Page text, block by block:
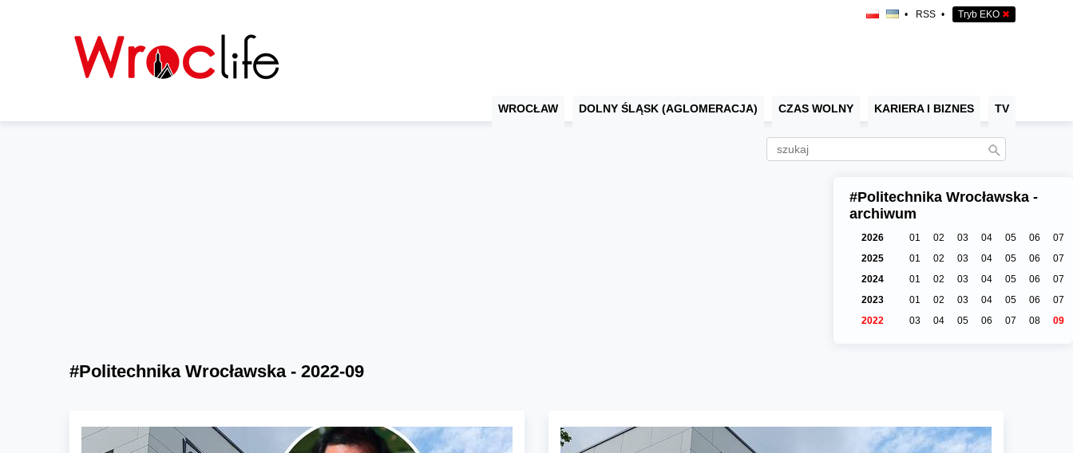
• RSS • Tryb EKO ✖
WROCŁAW DOLNY ŚLĄSK (AGLOMERACJA) CZAS WOLNY KARIERA I BIZNES TV
#Politechnika Wrocławska -
archiwum
2026 01 02 03 04 05 06
07
2025
01 02 03 04 05 06
07
2024
01 02 03 04 05 06
07
2023
01 02 03 04 05 06
07
2022
03 04 05 06 07 08 09
#Politechnika Wrocławska - 2022-09